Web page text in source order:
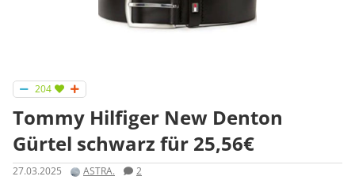
204
Tommy Hilfiger New Denton
Gürtel schwarz für 25,56€
27.03.2025 ASTRA. 2